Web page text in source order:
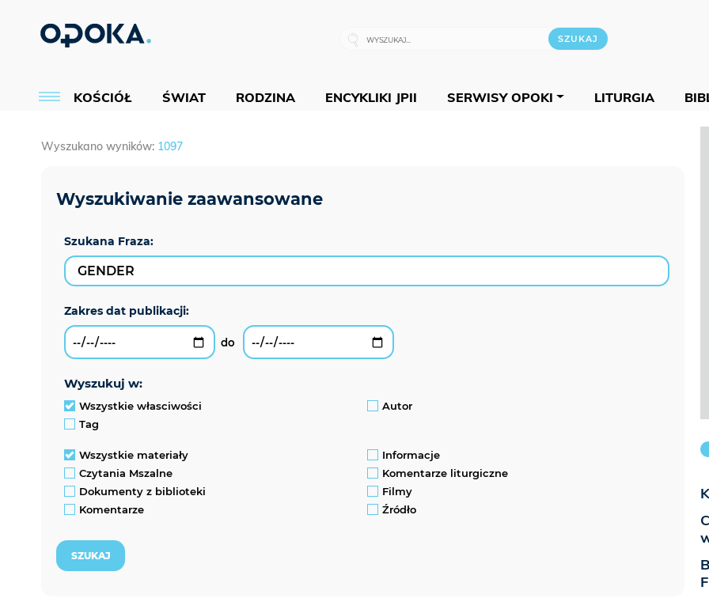
KOŚCIÓŁ ŚWIAT RODZINA ENCYKLIKI JPII SERWISY OPOKI LITURGIA
Wyszukano wyników: 1097
Szukana Fraza:
wyszukuj w:
Wszystkie własciwości
Autor
Tag
Wszystkie materiały
Informacje
Czytania Mszalne
Komentarze liturgiczne
Dokumenty z biblioteki
Filmy
Komentarze
Źródło